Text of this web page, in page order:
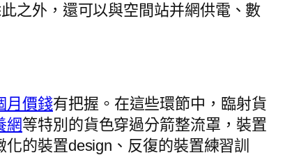
之外，還可以與空間站并網供電、數
月價錢有把握。在這些環節中，臨射貨
網等特別的貨色穿過分箭整流罩，裝置
的裝置design、反復的裝置練習訓